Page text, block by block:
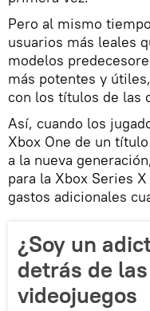
Pero al mismo
usuarios más leales
modelos
más potentes y
con los títulos de las
Así, cuando los
Xbox One de un
a la nueva
para la Xbox Series
gastos adicionales
¿Soy un
detrás de
videojuegos